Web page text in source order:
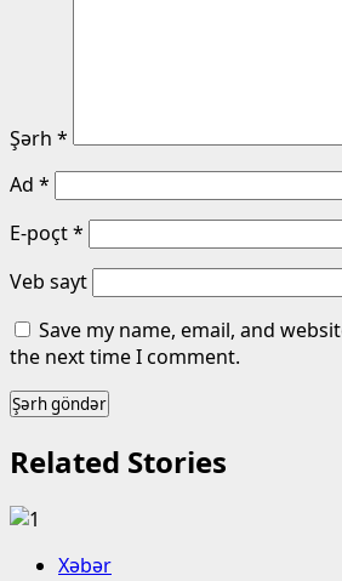
Şərh *
Ad *
E-poçt*
Veb sayt
Save my name, email, and
the next time I comment.
Related Stories
Xəbər